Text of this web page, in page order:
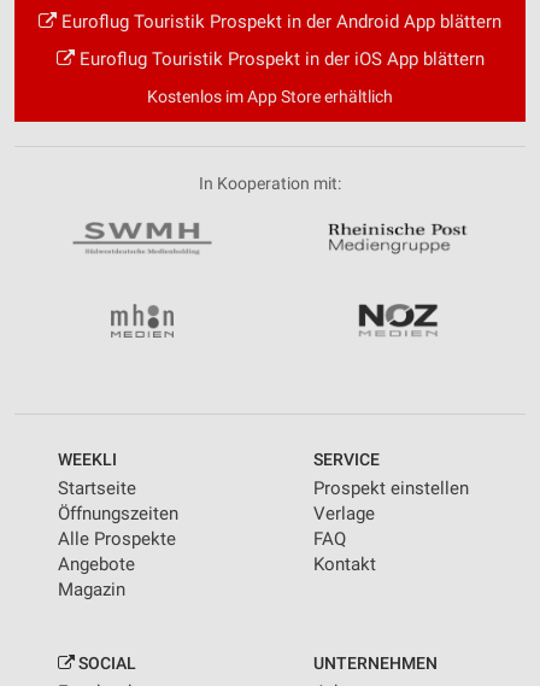
Euroflug Touristik Prospekt in der Android App blättern
Euroflug Touristik Prospekt in der iOS App blättern
Kostenlos im App Store erhältlich
In Kooperation mit:
WEEKLI
Startseite
Öffnungszeiten
Alle Prospekte
Angebote
Magazin
SERVICE
Prospekt einstellen
Verlage
FAQ
Kontakt
SOCIAL UNTERNEHMEN